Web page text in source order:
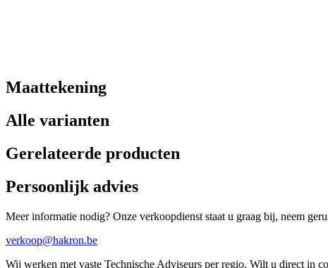
Maattekening
Alle varianten
Gerelateerde producten
Persoonlijk advies
Meer informatie nodig? Onze verkoopdienst staat u graag bij, neem
verkoop@hakron.be
Wij werken met vaste Technische Adviseurs per regio. Wilt u direct in